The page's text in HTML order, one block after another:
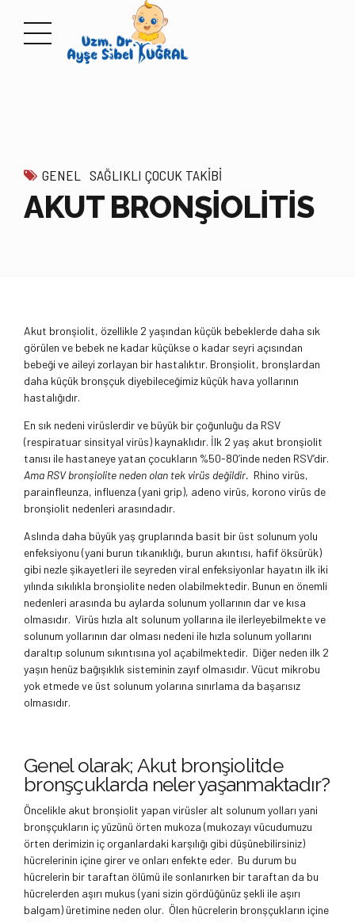
GENEL SAĞLIKLI ÇOCUK TAKIBI
AKUT BRONŞİOLİTİS
Akut bronşiolit, özellikle 2 yaşından küçük bebeklerde daha sık
görülen ve bebek ne kadar küçükse o kadar seyri açısından
bebeği ve aileyi zorlayan bir hastalıktır. Bronşiolit, bronşlardan
daha küçük bronşçuk diyebileceğimiz küçük hava yollarının
hastalığıdır.
En sık nedeni virüslerdir ve büyük bir çoğunluğu da RSV
(respiratuar sinsityal virüs) kaynaklıdır. İlk 2 yaş akut bronşiolit
tanısı ile hastaneye yatan çocukların %50-80’inde neden RSV’dir.
Ama RSV bronşiolite neden olan tek virüs değildir. Rhino virüs,
parainfleunza, influenza (yani grip), adeno virüs, korono virüs de
bronşiolit nedenleri arasındadır.
Aslında daha büyük yaş gruplarında basit bir üst solunum yolu
enfeksiyonu (yani burun tıkanıklığı, burun akıntısı, hafif öksürük)
gibi nezle şikayetleri ile seyreden viral enfeksiyonlar hayatın ilk iki
yılında sıkılıkla bronşiolite neden olabilmektedir. Bunun en önemli
nedenleri arasında bu aylarda solunum yollarının dar ve kısa
olmasıdır. Virüs hızla alt solunum yollarına ile ilerleyebilmekte ve
solunum yollarının dar olması nedeni ile hızla solunum yollarını
daraltıp solunum sıkıntısına yol açabilmektedir. Diğer neden ilk 2
yaşın henüz bağışıklık sisteminin zayıf olmasıdır. Vücut mikrobu
yok etmede ve üst solunum yolarına sınırlama da başarısız
olmasıdır.
Genel olarak; Akut bronşiolitde
bronşçuklarda neler yaşanmaktadır?
Öncelikle akut bronşiolit yapan virüsler alt solunum yolları yani
bronşçukların iç yüzünü örten mukoza (mukozayı vücudumuzu
örten derimizin iç organlardaki karşılığı gibi düşünebilirsiniz)
hücrelerinin içine girer ve onları enfekte eder. Bu durum bu
hücrelerin bir taraftan ölümü ile sonlanırken bir taraftan da bu
hücrelerden aşırı mukus (yani sizin gördüğünüz şekli ile aşırı
balgam) üretimine neden olur. Ölen hücrelerin bronşçukların içine